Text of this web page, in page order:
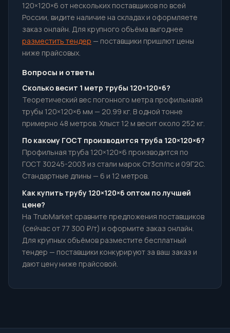
120×120×6 от нескольких поставщиков по всей
России, видите наличие на складах и оформляете
заказ онлайн. Для крупного объёма выгоднее
разместить тендер — поставщики пришлют цены
ниже прайсовых.
Вопросы и ответы
Сколько весит 1 метр трубы 120×120×6?
Теоретический вес погонного метра профильнаяй
трубы 120×120×6 мм — 20.99 кг. В одной тонне
примерно 48 метров. Хлыст 12 м весит около 252 кг.
По какому ГОСТ производится труба 120×120×6?
Профильная труба 120×120×6 производится по
ГОСТ 30245-2003 из стали марок Ст3сп/пс и 09Г2С.
Стандартные длины — 6 и 12 метров.
Как купить трубу 120×120×6 оптом по лучшей
цене?
На TrubMarket сравните предложения поставщиков
(сейчас от 77 300 ₽/т) и оформите заказ онлайн.
Для крупных объёмов разместите бесплатный
тендер — поставщики конкурируют за ваш заказ и
дают цену ниже прайсовой.